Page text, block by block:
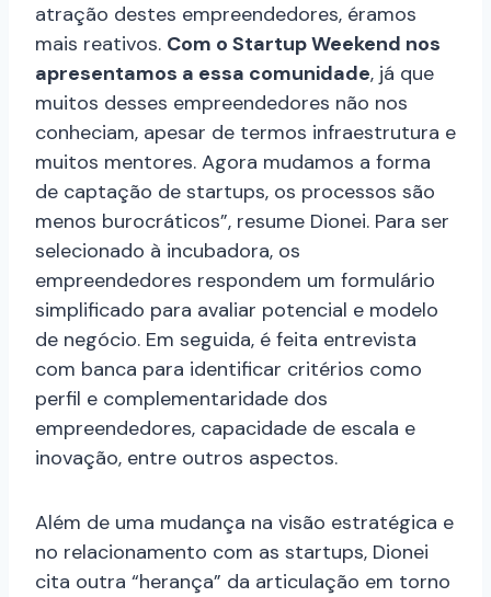
atração destes empreendedores, éramos
mais reativos. Com o Startup Weekend nos
apresentamos a essa comunidade, já que
muitos desses empreendedores não nos
conheciam, apesar de termos infraestrutura e
muitos mentores. Agora mudamos a forma
de captação de startups, os processos são
menos burocráticos”, resume Dionei. Para ser
selecionado à incubadora, os
empreendedores respondem um formulário
simplificado para avaliar potencial e modelo
de negócio. Em seguida, é feita entrevista
com banca para identificar critérios como
perfil e complementaridade dos
empreendedores, capacidade de escala e
inovação, entre outros aspectos.
Além de uma mudança na visão estratégica e
no relacionamento com as startups, Dionei
cita outra “herança” da articulação em torno